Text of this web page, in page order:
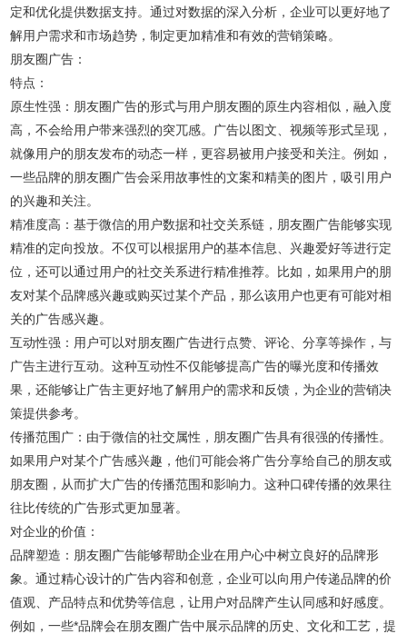
定和优化提供数据支持。通过对数据的深入分析，企业可以更好地了
解用户需求和市场趋势，制定更加精准和有效的营销策略。
朋友圈广告：
特点：
原生性强：朋友圈广告的形式与用户朋友圈的原生内容相似，融入度
高，不会给用户带来强烈的突兀感。广告以图文、视频等形式呈现，
就像用户的朋友发布的动态一样，更容易被用户接受和关注。例如，
一些品牌的朋友圈广告会采用故事性的文案和精美的图片，吸引用户
的兴趣和关注。
精准度高：基于微信的用户数据和社交关系链，朋友圈广告能够实现
精准的定向投放。不仅可以根据用户的基本信息、兴趣爱好等进行定
位，还可以通过用户的社交关系进行精准推荐。比如，如果用户的朋
友对某个品牌感兴趣或购买过某个产品，那么该用户也更有可能对相
关的广告感兴趣。
互动性强：用户可以对朋友圈广告进行点赞、评论、分享等操作，与
广告主进行互动。这种互动性不仅能够提高广告的曝光度和传播效
果，还能够让广告主更好地了解用户的需求和反馈，为企业的营销决
策提供参考。
传播范围广：由于微信的社交属性，朋友圈广告具有很强的传播性。
如果用户对某个广告感兴趣，他们可能会将广告分享给自己的朋友或
朋友圈，从而扩大广告的传播范围和影响力。这种口碑传播的效果往
往比传统的广告形式更加显著。
对企业的价值：
品牌塑造：朋友圈广告能够帮助企业在用户心中树立良好的品牌形
象。通过精心设计的广告内容和创意，企业可以向用户传递品牌的价
值观、产品特点和优势等信息，让用户对品牌产生认同感和好感度。
例如，一些*品牌会在朋友圈广告中展示品牌的历史、文化和工艺，提